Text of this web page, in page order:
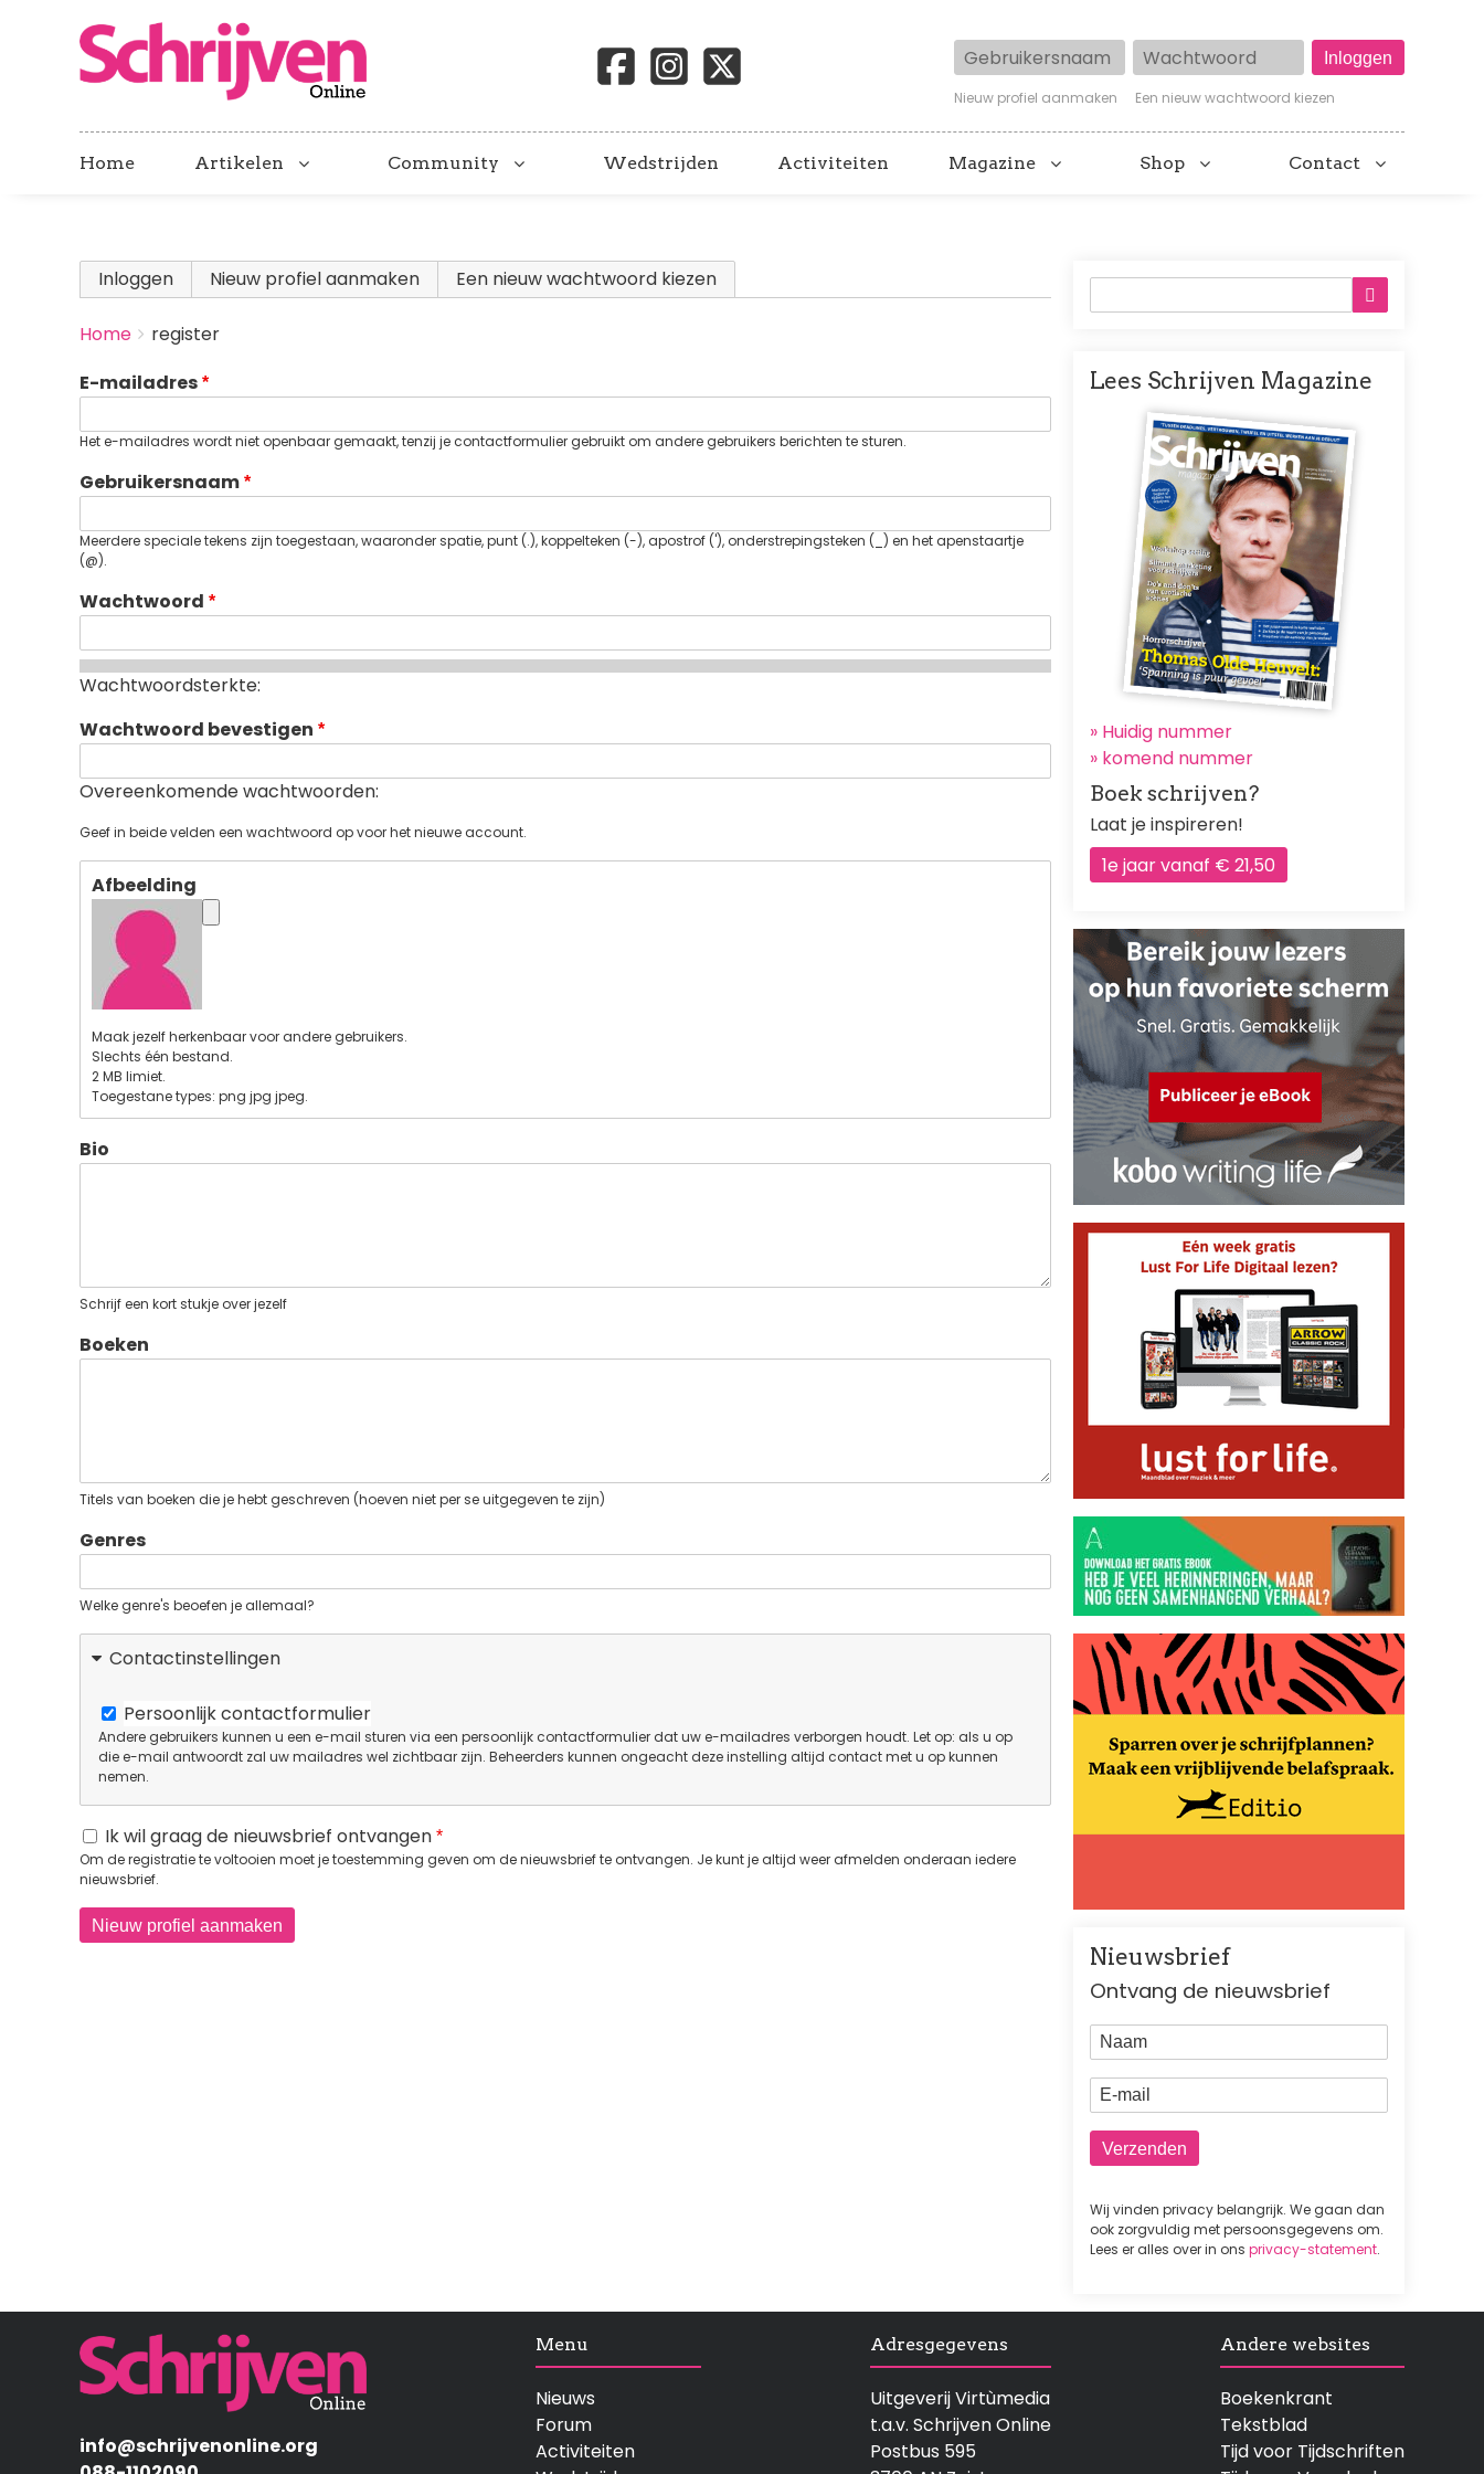
Gebruikersnaam Wachtwoord
Nieuw profiel aanmaken Een nieuw wachtwoord kiezen
Home Artikelen Community Wedstrijden Activiteiten Magazine Shop Contact
Primary
tabs
Inloggen Nieuw profiel aanmaken (actieve tabblad)
Een nieuw wachtwoord kiezen
BREADCRUMBS
You
here:
Home
register
E-mailadres
Het e-mailadres wordt niet openbaar gemaakt, tenzij je contactformulier gebruikt om andere gebruikers berichten te sturen.
Gebruikersnaam
Meerdere speciale tekens zijn toegestaan, waaronder spatie, punt (.), koppelteken (-), apostrof ('), onderstrepingsteken (_) en het apenstaartje
(@).
Wachtwoord
Wachtwoordsterkte:
Wachtwoord bevestigen
Overeenkomende wachtwoorden:
Geef in beide velden een wachtwoord op voor het nieuwe account.
Afbeelding
Maak jezelf herkenbaar voor andere gebruikers.
Slechts één bestand.
2 MB limiet.
Toegestane types: png jpg jpeg.
Bio
Schrijf een kort stukje over jezelf
Boeken
Titels van boeken die je hebt geschreven (hoeven niet per se uitgegeven te zijn)
Genres
Welke genre's beoefen je allemaal?
Contactinstellingen
Persoonlijk contactformulier
Andere gebruikers kunnen u een e-mail sturen via een persoonlijk contactformulier dat uw e-mailadres verborgen houdt. Let op: als u op
die e-mail antwoordt zal uw mailadres wel zichtbaar zijn. Beheerders kunnen ongeacht deze instelling altijd contact met u op kunnen
nemen.
Ik wil graag de nieuwsbrief ontvangen
Om de registratie te voltooien moet je toestemming geven om de nieuwsbrief te ontvangen. Je kunt je altijd weer afmelden onderaan iedere
nieuwsbrief.
Lees Schrijven Magazine
Afbeelding
» Huidig nummer
» komend nummer
Boek schrijven?
Laat je inspireren!
1e jaar vanaf € 21,50
Nieuwsbrief
Ontvang de nieuwsbrief
Naam
E-mail
Wij vinden privacy belangrijk. We gaan dan
ook zorgvuldig met persoonsgegevens om.
Lees er alles over in ons privacy-statement.
Afbeelding
info@schrijvenonline.org
Menu
Nieuws
Forum
Activiteiten
Adresgegevens
Uitgeverij Virtùmedia
t.a.v. Schrijven Online
Postbus 595
Andere websites
Boekenkrant
Tekstblad
Tijd voor Tijdschriften